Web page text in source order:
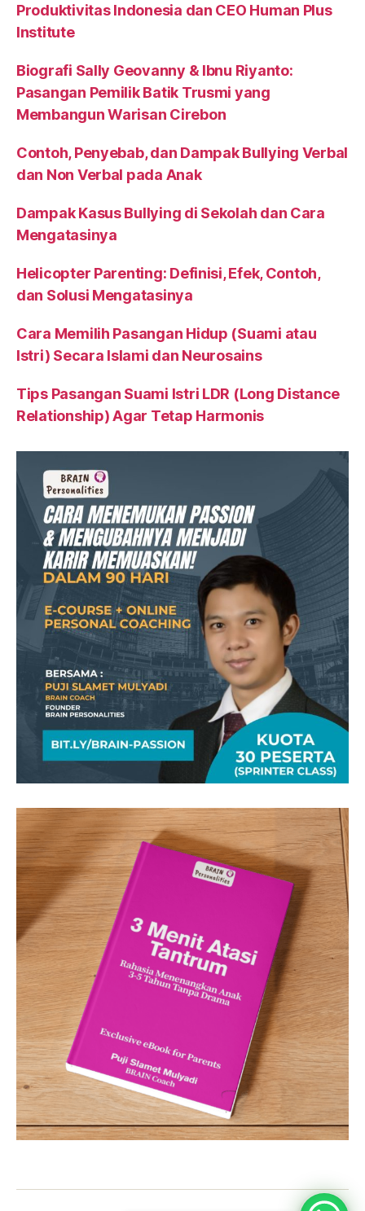
Produktivitas Indonesia dan CEO Human Plus
Institute
Biografi Sally Geovanny & Ibnu Riyanto:
Pasangan Pemilik Batik Trusmi yang
Membangun Warisan Cirebon
Contoh, Penyebab, dan Dampak Bullying Verbal
dan Non Verbal pada Anak
Dampak Kasus Bullying di Sekolah dan Cara
Mengatasinya
Helicopter Parenting: Definisi, Efek, Contoh,
dan Solusi Mengatasinya
Cara Memilih Pasangan Hidup (Suami atau
Istri) Secara Islami dan Neurosains
Tips Pasangan Suami Istri LDR (Long Distance
Relationship) Agar Tetap Harmonis